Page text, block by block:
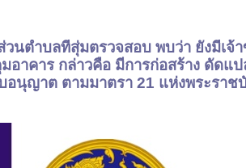
นตำบลที่สุ่มตรวจสอบ พบว่า ยังมีเจ้
าคาร กล่าวคือ มีการก่อสร้าง ดัดแป
อนุญาต ตามมาตรา 21 แห่งพระรา